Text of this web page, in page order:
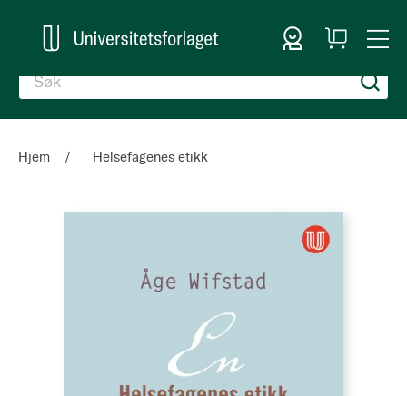
Logg inn
Handlekurv
Hjem Helsefagenes etikk